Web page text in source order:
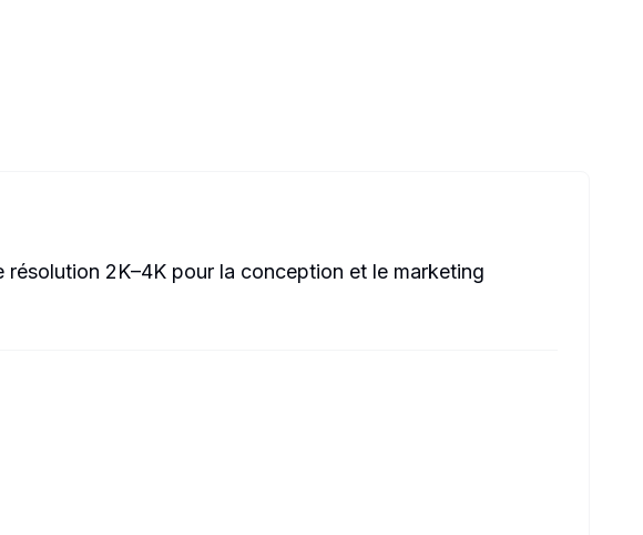
2K–4K pour la conception et le marketing